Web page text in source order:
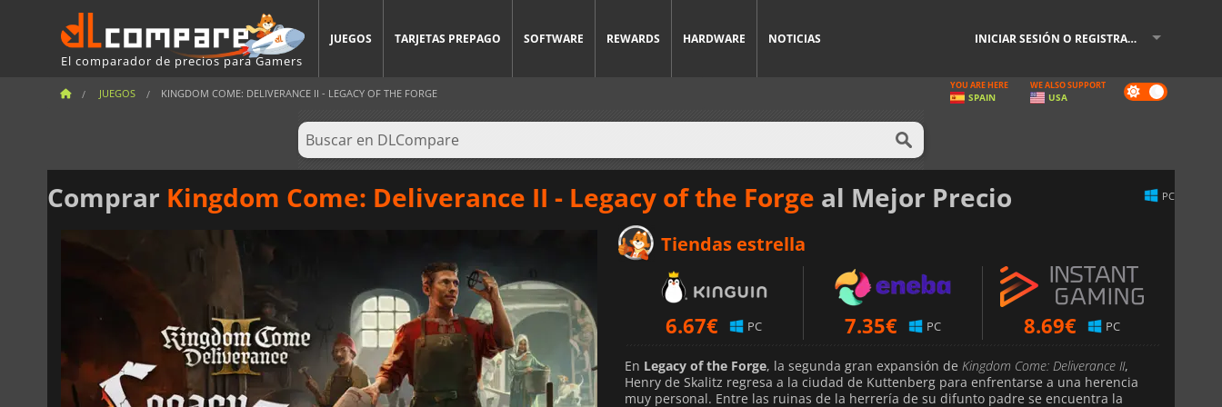
El comparador de precios para Gamers
JUEGOS TARJETAS PREPAGO SOFTWARE REWARDS HARDWARE NOTICIAS INICIAR SESIÓN O REGISTRARSE
JUEGOS KINGDOM COME: DELIVERANCE II - LEGACY OF THE FORGE Dark
mode
YOU ARE HERE
SPAIN
WE ALSO SUPPORT
USA
Comprar Kingdom Come: Deliverance II - Legacy of the Forge al Mejor Precio PC
Tiendas estrella
6.67€ PC 7.35€ PC 8.69€ PC
En Legacy of the Forge, la segunda gran expansión de Kingdom Come: Deliverance II,
Henry de Skalitz regresa a la ciudad de Kuttenberg para enfrentarse a una herencia
muy personal. Entre las ruinas de la herrería de su difunto padre se encuentra la